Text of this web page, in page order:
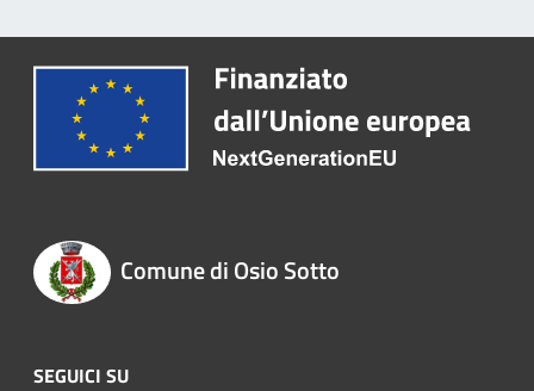
Comune di Osio Sotto
SEGUICI SU